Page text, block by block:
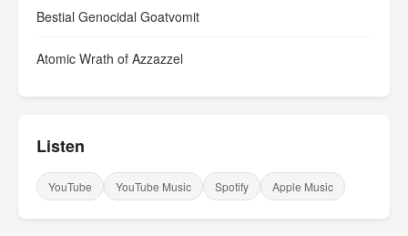
Bestial Genocidal Goatvomit
Atomic Wrath of Azzazzel
Listen
YouTube YouTube Music Spotify Apple Music